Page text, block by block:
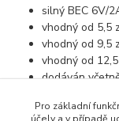
silný BEC 6V/
vhodný od 5,5
vhodný od 9,5
vhodný od
dodáván
Pro základní